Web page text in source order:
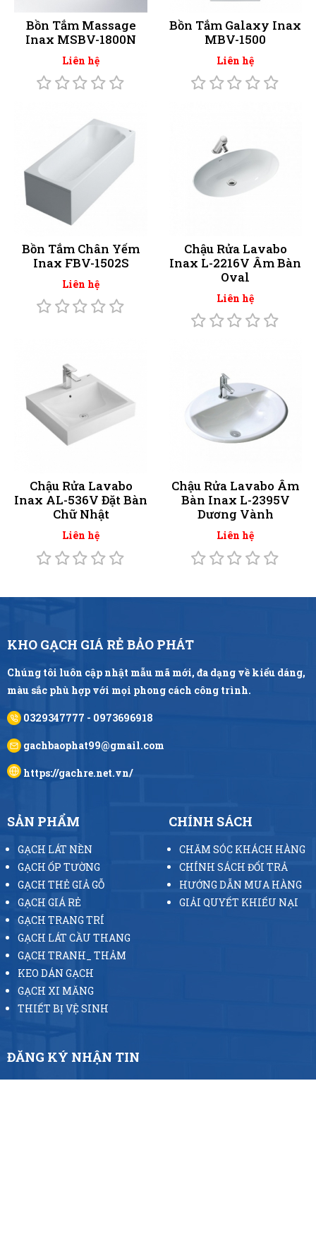
Bồn Tắm Massage
Inax MSBV-1800N
Liên hệ
Bồn Tắm Galaxy Inax
MBV-1500
Liên hệ
Bồn Tắm Chân Yếm
Inax FBV-1502S
Liên hệ
Chậu Rửa Lavabo
Inax L-2216V Âm Bàn
Oval
Liên hệ
Chậu Rửa Lavabo
Inax AL-536V Đặt Bàn
Chữ Nhật
Liên hệ
Chậu Rửa Lavabo Âm
Bàn Inax L-2395V
Dương Vành
Liên hệ
KHO GẠCH GIÁ RẺ BẢO PHÁT
Chúng tôi luôn cập nhật mẫu mã mới, đa dạng về kiểu dáng,
màu sắc phù hợp với mọi phong cách công trình.
0329347777 - 0973696918
gachbaophat99@gmail.com
https://gachre.net.vn/
SẢN PHẨM
GẠCH LÁT NỀN
GẠCH ỐP TƯỜNG
GẠCH THẺ GIẢ GỖ
GẠCH GIÁ RẺ
GẠCH TRANG TRÍ
GẠCH LÁT CẦU THANG
GẠCH TRANH_ THẢM
KEO DÁN GẠCH
GẠCH XI MĂNG
THIẾT BỊ VỆ SINH
CHÍNH SÁCH
CHĂM SÓC KHÁCH HÀNG
CHÍNH SÁCH ĐỔI TRẢ
HƯỚNG DẪN MUA HÀNG
GIẢI QUYẾT KHIẾU NẠI
ĐĂNG KÝ NHẬN TIN